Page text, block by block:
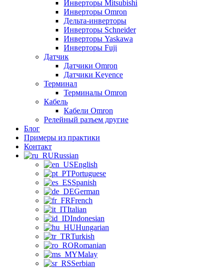
Инверторы Mitsubishi
Инверторы Omron
Дельта-инверторы
Инверторы Schneider
Инверторы Yaskawa
Инверторы Fuji
Датчик
Датчики Omron
Датчики Keyence
Терминал
Терминалы Omron
Кабель
Кабели Omron
Релейный разъем другие
Блог
Примеры из практики
Контакт
Russian
English
Portuguese
Spanish
German
French
Italian
Indonesian
Hungarian
Turkish
Romanian
Malay
Serbian